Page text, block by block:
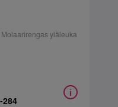
yläleuka
284